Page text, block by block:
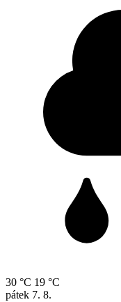
30 °C 19 °C
pátek 7. 8.